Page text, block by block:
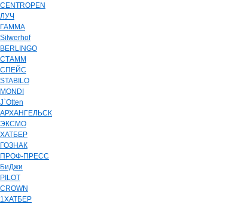
CENTROPEN
ЛУЧ
ГАММА
Silwerhof
BERLINGO
СТАММ
СПЕЙС
STABILO
MONDI
J`Otten
АРХАНГЕЛЬСК
ЭКСМО
ХАТБЕР
ГОЗНАК
ПРОФ-ПРЕСС
БиДжи
PILOT
CROWN
1ХАТБЕР